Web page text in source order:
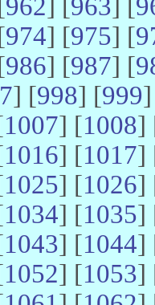
962 963
974] [975] [
986] [987] [
] [998] [999
1007] [1008]
1016] [1017]
1025] [1026]
1034] [1035]
1043] [1044]
1052] [1053]